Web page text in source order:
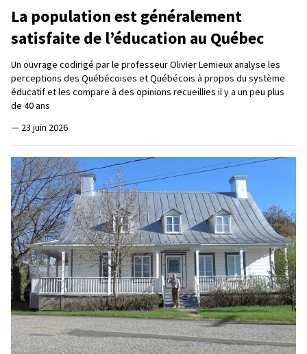
La population est généralement
satisfaite de l’éducation au Québec
Un ouvrage codirigé par le professeur Olivier Lemieux analyse les
perceptions des Québécoises et Québécois à propos du système
éducatif et les compare à des opinions recueillies il y a un peu plus
de 40 ans
— 23 juin 2026